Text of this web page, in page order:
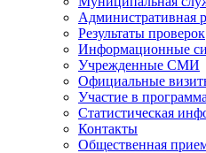
Административная
Результаты проверок
Информационные
Учрежденные СМИ
Официальные
Участие в
Статистическая
Контакты
Общественная